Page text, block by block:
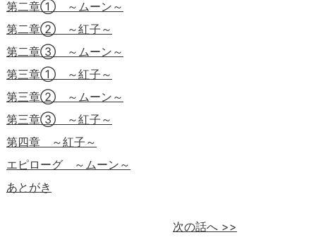
第二章① ～ムーン～
第二章② ～紅子～
第二章③ ～ムーン～
第三章① ～紅子～
第三章② ～ムーン～
第三章③ ～紅子～
第四章 ～紅子～
エピローグ ～ムーン～
あとがき
次の話へ>>